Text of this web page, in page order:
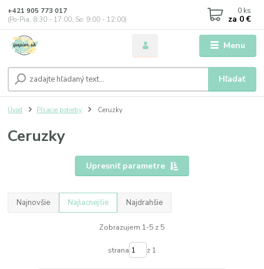
Menu
Hľadať
+421 905 773 017
(Po-Pia, 8:30 - 17:00, So: 9:00 - 12:00)
0 ks
za 0 €
Úvod Písacie potreby Ceruzky
Ceruzky
Upresniť parametre
Najnovšie Najlacnejšie Najdrahšie
Zobrazujem 1-5 z 5
strana z 1